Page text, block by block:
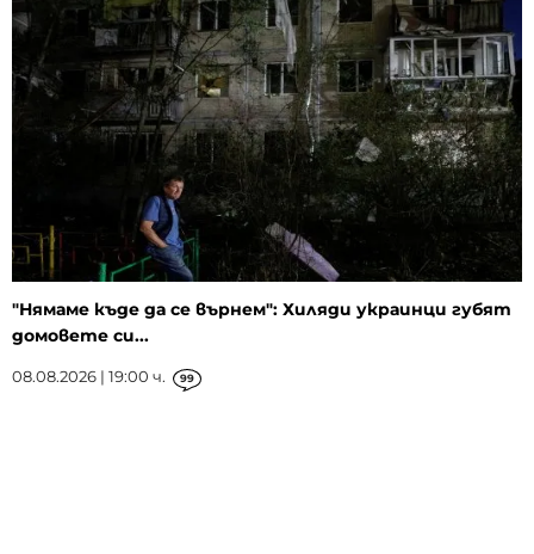
"Нямаме къде да се върнем": Хиляди украинци губят
домовете си...
08.08.2026 | 19:00 ч. 99